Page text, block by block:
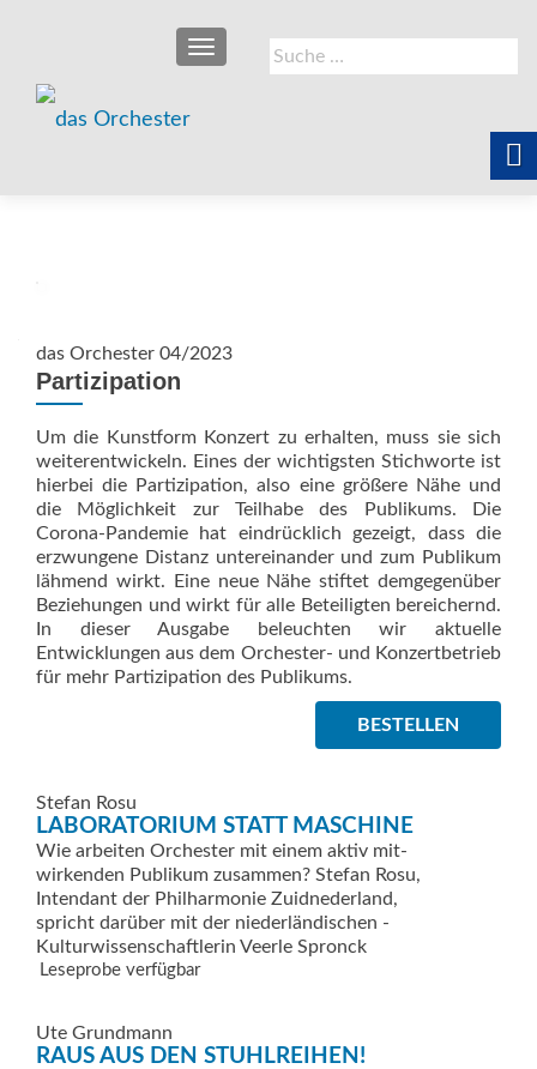
Suche
nach:
SCHALTE NAVIGATION
das Orchester 04/2023
Partizipation
Um die Kunstform Konzert zu erhalten, muss sie sich
weiterentwickeln. Eines der wichtigsten Stichworte ist
hierbei die Partizipation, also eine größere Nähe und
die Möglichkeit zur Teilhabe des Publikums. Die
Corona-Pandemie hat eindrücklich gezeigt, dass die
erzwungene Distanz untereinander und zum Publikum
lähmend wirkt. Eine neue Nähe stiftet demgegenüber
Beziehungen und wirkt für alle Beteiligten bereichernd.
In dieser Ausgabe beleuchten wir aktuelle
Entwicklungen aus dem Orchester- und Konzertbetrieb
für mehr Partizipation des Publikums.
BESTELLEN
Stefan Rosu
LABORATORIUM STATT MASCHINE
Wie arbeiten Orchester mit einem aktiv mit­
wirkenden Publikum zusammen? Stefan Rosu,
Intendant der Philharmonie ­Zuidnederland,
spricht darüber mit der nieder­ländischen ­
Kulturwissenschaftlerin Veerle Spronck
Leseprobe verfügbar
Ute Grundmann
RAUS AUS DEN STUHLREIHEN!